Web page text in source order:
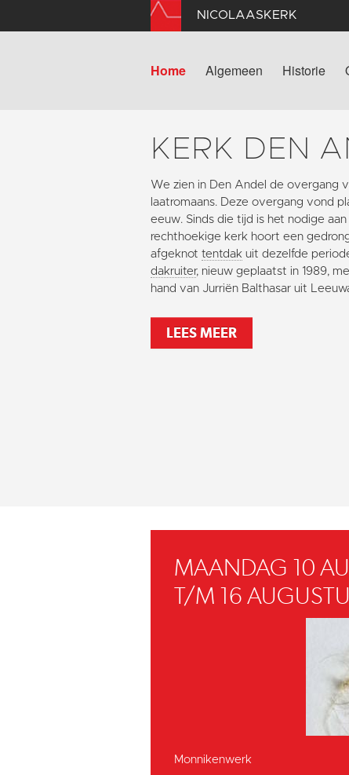
NICOLAASKERK
Home Algemeen Historie
KERK DEN
We zien in Den Andel de overgang
laatromaans. Deze overgang vond
eeuw. Sinds die tijd is het nodige
rechthoekige kerk hoort een
afgeknot tentdak uit dezelfde
dakruiter, nieuw geplaatst in 1989,
hand van Jurriën Balthasar uit
LEES MEER
MAANDAG 10
T/M 16
Monnikenwerk